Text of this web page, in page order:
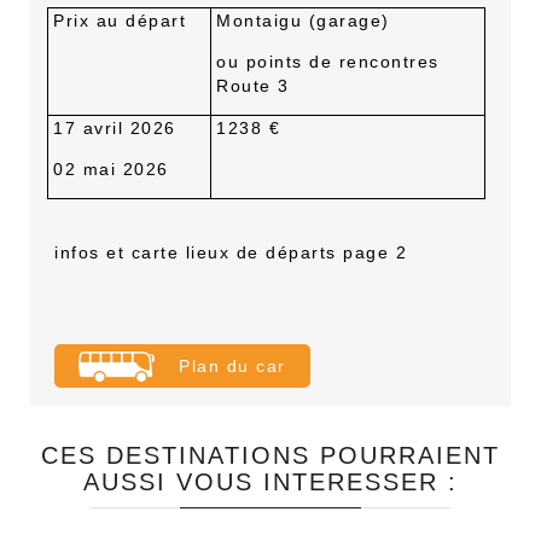
Prix au départ Montaigu (garage)
ou points de rencontres
Route 3
17 avril 2026
02 mai 2026
1238 €
infos et carte lieux de départs page 2
Plan du car
CES DESTINATIONS POURRAIENT
AUSSI VOUS INTERESSER :